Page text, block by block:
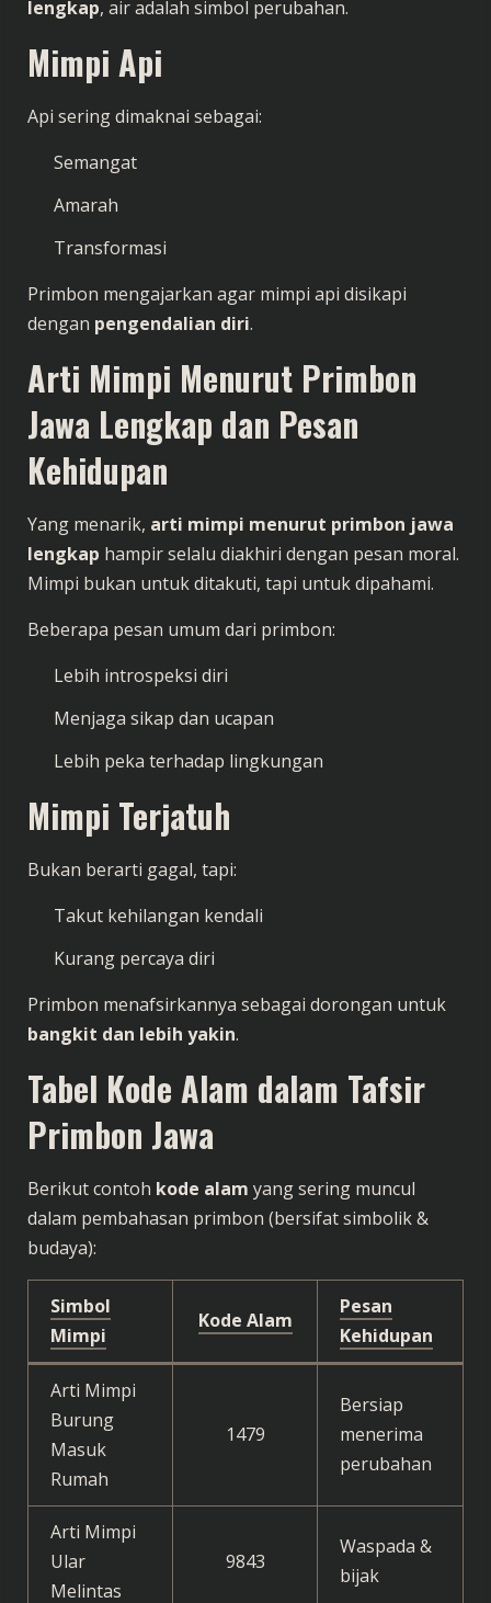
lengkap, air adalah simbol perubahan.
Mimpi Api
Api sering dimaknai sebagai:
Semangat
Amarah
Transformasi
Primbon mengajarkan agar mimpi api disikapi
dengan pengendalian diri.
Arti Mimpi Menurut Primbon
Jawa Lengkap dan Pesan
Kehidupan
Yang menarik, arti mimpi menurut primbon jawa
lengkap hampir selalu diakhiri dengan pesan moral.
Mimpi bukan untuk ditakuti, tapi untuk dipahami.
Beberapa pesan umum dari primbon:
Lebih introspeksi diri
Menjaga sikap dan ucapan
Lebih peka terhadap lingkungan
Mimpi Terjatuh
Bukan berarti gagal, tapi:
Takut kehilangan kendali
Kurang percaya diri
Primbon menafsirkannya sebagai dorongan untuk
bangkit dan lebih yakin.
Tabel Kode Alam dalam Tafsir
Primbon Jawa
Berikut contoh kode alam yang sering muncul
dalam pembahasan primbon (bersifat simbolik &
budaya):
Simbol
Mimpi
Kode Alam
Pesan
Kehidupan
Arti Mimpi
Burung
Masuk
Rumah
1479
Bersiap
menerima
perubahan
Arti Mimpi
Ular
Melintas
9843
Waspada &
bijak